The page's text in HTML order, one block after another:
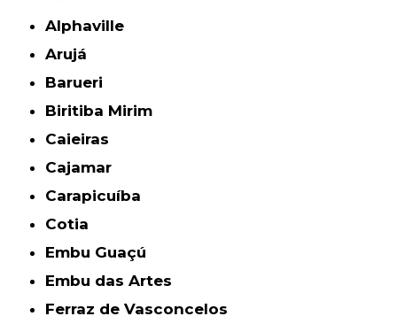
Alphaville
Arujá
Barueri
Biritiba Mirim
Caieiras
Cajamar
Carapicuíba
Cotia
Embu Guaçú
Embu das Artes
Ferraz de Vasconcelos